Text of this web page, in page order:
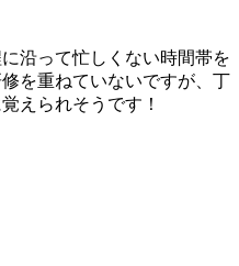
沿って忙しくない時間帯を
を重ねていないですが、丁
えられそうです！